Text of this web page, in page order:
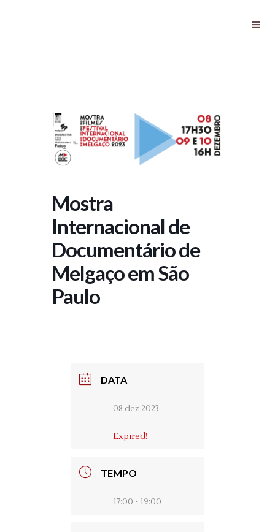
Mostra
Internacional de
Documentário de
Melgaço em São
Paulo
DATA
08 dez 2023
Expired!
TEMPO
17:00 - 19:00